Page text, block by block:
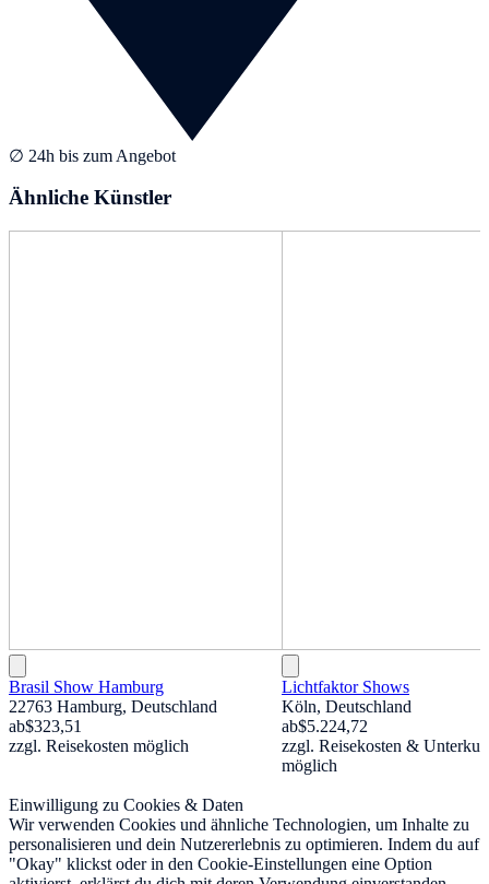
∅ 24h bis zum Angebot
Ähnliche Künstler
Brasil Show Hamburg
22763 Hamburg, Deutschland
ab$323,51
zzgl. Reisekosten möglich
Lichtfaktor Shows
Köln, Deutschland
ab$5.224,72
zzgl. Reisekosten &
möglich
Einwilligung zu Cookies & Daten
Wir verwenden Cookies und ähnliche Technologien, um Inhalte zu
personalisieren und dein Nutzererlebnis zu optimieren. Indem du auf
"Okay" klickst oder in den Cookie-Einstellungen eine Option